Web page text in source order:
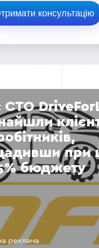
СТО
при
бюджету
реклама